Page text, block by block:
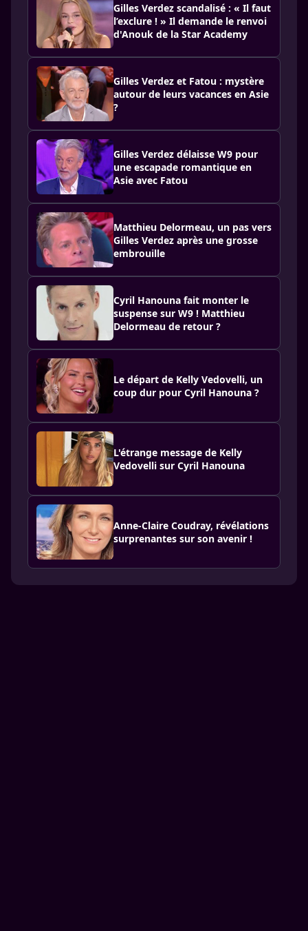
Gilles Verdez scandalisé : « Il faut
l’exclure ! » Il demande le renvoi
d'Anouk de la Star Academy
Gilles Verdez et Fatou : mystère
autour de leurs vacances en Asie
?
Gilles Verdez délaisse W9 pour
une escapade romantique en
Asie avec Fatou
Matthieu Delormeau, un pas vers
Gilles Verdez après une grosse
embrouille
Cyril Hanouna fait monter le
suspense sur W9 ! Matthieu
Delormeau de retour ?
Le départ de Kelly Vedovelli, un
coup dur pour Cyril Hanouna ?
L'étrange message de Kelly
Vedovelli sur Cyril Hanouna
Anne-Claire Coudray, révélations
surprenantes sur son avenir !